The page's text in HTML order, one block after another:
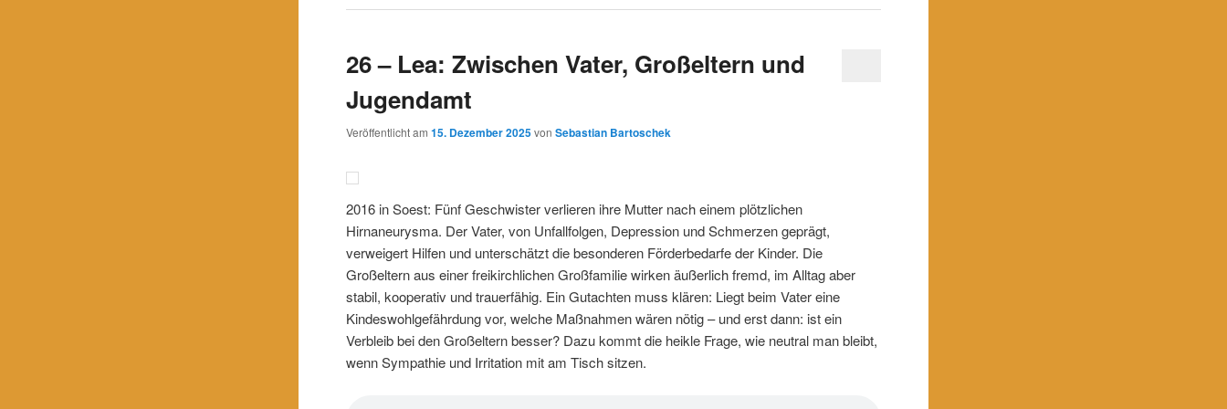
26 – Lea: Zwischen Vater, Großeltern und
Jugendamt
Veröffentlicht am15. Dezember 2025 vonSebastian Bartoschek
2016 in Soest: Fünf Geschwister verlieren ihre Mutter nach einem plötzlichen
Hirnaneurysma. Der Vater, von Unfallfolgen, Depression und Schmerzen geprägt,
verweigert Hilfen und unterschätzt die besonderen Förderbedarfe der Kinder. Die
Großeltern aus einer freikirchlichen Großfamilie wirken äußerlich fremd, im Alltag aber
stabil, kooperativ und trauerfähig. Ein Gutachten muss klären: Liegt beim Vater eine
Kindeswohlgefährdung vor, welche Maßnahmen wären nötig – und erst dann: ist ein
Verbleib bei den Großeltern besser? Dazu kommt die heikle Frage, wie neutral man bleibt,
wenn Sympathie und Irritation mit am Tisch sitzen.